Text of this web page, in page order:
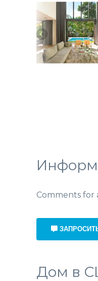
Comments for
Дом в